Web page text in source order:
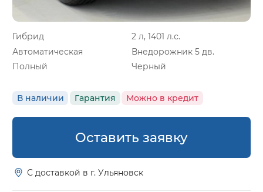
Гибрид
2 л, 1401 л.с.
Автоматическая
Внедорожник 5 дв.
Полный
Черный
В наличии Гарантия Можно в кредит
Оставить заявку
С доставкой в г. Ульяновск